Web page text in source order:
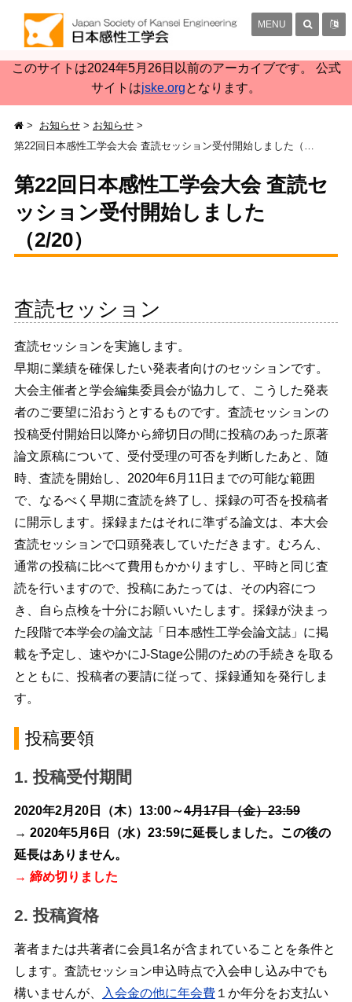
このサイトは2024年5月26日以前のアーカイブです。 公式
サイトはjske.orgとなります。
MENU
お知らせ
お知らせ
第22回日本感性工学会大会 査読セッション受付開始しました（2/20）
第22回日本感性工学会大会 査読セ
ッション受付開始しました
（2/20）
査読セッション
査読セッションを実施します。
早期に業績を確保したい発表者向けのセッションです。
大会主催者と学会編集委員会が協力して、こうした発表
者のご要望に沿おうとするものです。査読セッションの
投稿受付開始日以降から締切日の間に投稿のあった原著
論文原稿について、受付受理の可否を判断したあと、随
時、査読を開始し、2020年6月11日までの可能な範囲
で、なるべく早期に査読を終了し、採録の可否を投稿者
に開示します。採録またはそれに準ずる論文は、本大会
査読セッションで口頭発表していただきます。むろん、
通常の投稿に比べて費用もかかりますし、平時と同じ査
読を行いますので、投稿にあたっては、その内容につ
き、自ら点検を十分にお願いいたします。採録が決まっ
た段階で本学会の論文誌「日本感性工学会論文誌」に掲
載を予定し、速やかにJ-Stage公開のための手続きを取る
とともに、投稿者の要請に従って、採録通知を発行しま
す。
投稿要領
1. 投稿受付期間
2020年2月20日（木）13:00～4月17日（金）23:59
→ 2020年5月6日（水）23:59に延長しました。この後の
延長はありません。
→ 締め切りました
2. 投稿資格
著者または共著者に会員1名が含まれていることを条件と
します。査読セッション申込時点で入会申し込み中でも
構いませんが、
入会金の他に年会費１か年分をお支払い